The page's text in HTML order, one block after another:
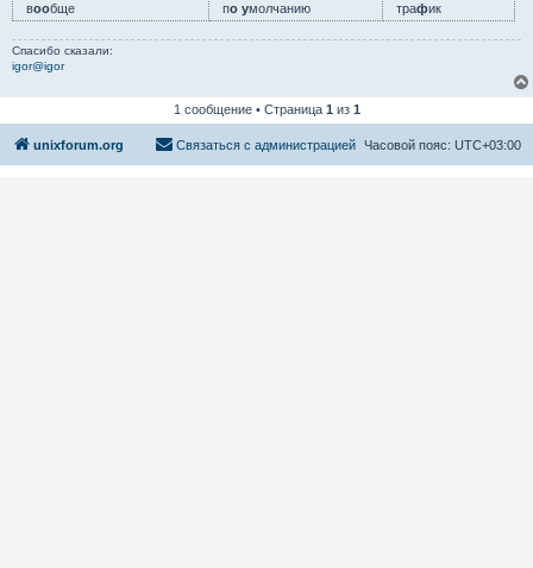
вообще
по умолчанию
трафик
Спасибо сказали:
igor@igor
1 сообщение • Страница 1 из 1
unixforum.org Часовой пояс: UTC+03:00
Связаться с администрацией